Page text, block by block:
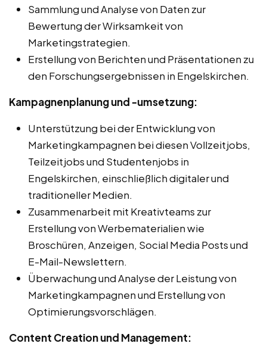
Sammlung und Analyse von Daten zur
Bewertung der Wirksamkeit von
Marketingstrategien.
Erstellung von Berichten und Präsentationen zu
den Forschungsergebnissen in Engelskirchen.
Kampagnenplanung und -umsetzung:
Unterstützung bei der Entwicklung von
Marketingkampagnen bei diesen Vollzeitjobs,
Teilzeitjobs und Studentenjobs in
Engelskirchen, einschließlich digitaler und
traditioneller Medien.
Zusammenarbeit mit Kreativteams zur
Erstellung von Werbematerialien wie
Broschüren, Anzeigen, Social Media Posts und
E-Mail-Newslettern.
Überwachung und Analyse der Leistung von
Marketingkampagnen und Erstellung von
Optimierungsvorschlägen.
Content Creation und Management: